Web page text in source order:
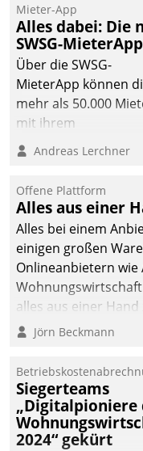
Mieter-App
Alles dabei: Die
SWSG-MieterApp
Über die SWSG-
MieterApp können
mehr als 50.000
mit ihrem
kommunizieren, auf
einsehen und
oder
Schadensmeldungen
abgeben – rund um
Uhr.
Andreas Lerchner
Offene Plattform
Alles aus einer
Alles bei einem
einigen großen
Onlineanbietern wie
alles aus einer Hand
Jörn Beckmann
Siegerteams
„Digitalpioniere
2024“ gekürt